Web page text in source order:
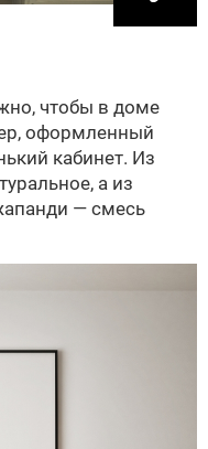
чтобы в доме
оформленный
кабинет. Из
а из
— смесь